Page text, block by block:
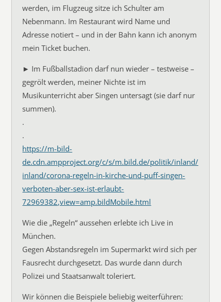
werden, im Flugzeug sitze ich Schulter am
Nebenmann. Im Restaurant wird Name und
Adresse notiert – und in der Bahn kann ich anonym
mein Ticket buchen.
► Im Fußballstadion darf nun wieder – testweise –
gegrölt werden, meiner Nichte ist im
Musikunterricht aber Singen untersagt (sie darf nur
summen).
.
.
https://m-bild-
de.cdn.ampproject.org/c/s/m.bild.de/politik/inland/
inland/corona-regeln-in-kirche-und-puff-singen-
verboten-aber-sex-ist-erlaubt-
72969382,view=amp.bildMobile.html
Wie die „Regeln“ aussehen erlebte ich Live in
München.
Gegen Abstandsregeln im Supermarkt wird sich per
Fausrecht durchgesetzt. Das wurde dann durch
Polizei und Staatsanwalt toleriert.
Wir können die Beispiele beliebig weiterführen: